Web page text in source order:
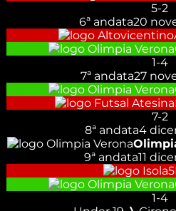
5-2
6ª andata20
1-4
7ª andata27
7-2
8ª andata4
9ª andata11
1-4